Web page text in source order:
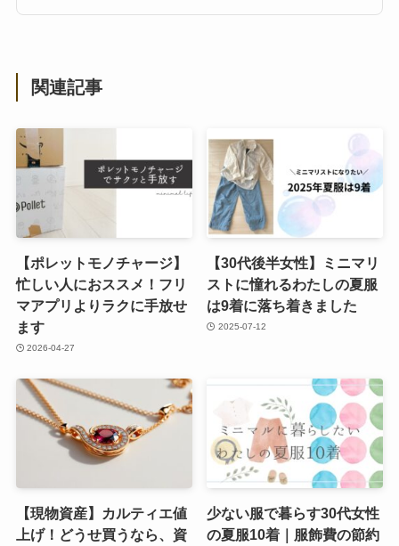
関連記事
【ポレットモノチャージ】
忙しい人におススメ！フリ
マアプリよりラクに手放せ
ます
2026-04-27
【30代後半女性】ミニマリ
ストに憧れるわたしの夏服
は9着に落ち着きました
2025-07-12
【現物資産】カルティエ値
上げ！どうせ買うなら、資
少ない服で暮らす30代女性
の夏服10着｜服飾費の節約